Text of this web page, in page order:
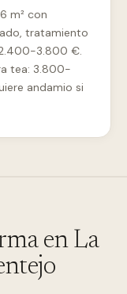
m² con
tratamiento
3.800 €.
tea: 3.800-
andamio si
en La